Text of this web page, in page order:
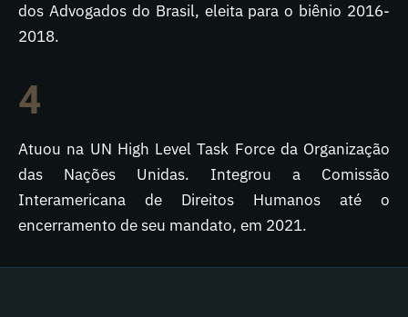
dos Advogados do Brasil, eleita para o biênio 2016-
2018.
4
Atuou na UN High Level Task Force da Organização
das Nações Unidas. Integrou a Comissão
Interamericana de Direitos Humanos até o
encerramento de seu mandato, em 2021.